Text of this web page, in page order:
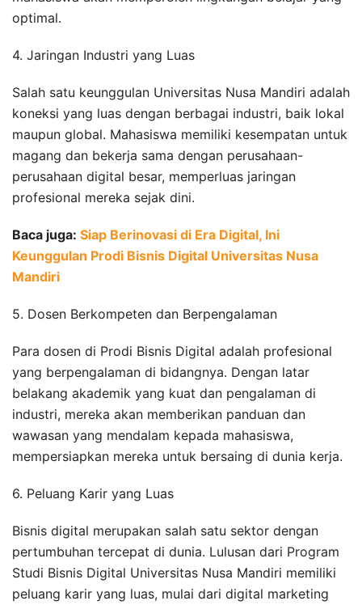
optimal.
4. Jaringan Industri yang Luas
Salah satu keunggulan Universitas Nusa Mandiri adalah
koneksi yang luas dengan berbagai industri, baik lokal
maupun global. Mahasiswa memiliki kesempatan untuk
magang dan bekerja sama dengan perusahaan-
perusahaan digital besar, memperluas jaringan
profesional mereka sejak dini.
Baca juga: Siap Berinovasi di Era Digital, Ini
Keunggulan Prodi Bisnis Digital Universitas Nusa
Mandiri
5. Dosen Berkompeten dan Berpengalaman
Para dosen di Prodi Bisnis Digital adalah profesional
yang berpengalaman di bidangnya. Dengan latar
belakang akademik yang kuat dan pengalaman di
industri, mereka akan memberikan panduan dan
wawasan yang mendalam kepada mahasiswa,
mempersiapkan mereka untuk bersaing di dunia kerja.
6. Peluang Karir yang Luas
Bisnis digital merupakan salah satu sektor dengan
pertumbuhan tercepat di dunia. Lulusan dari Program
Studi Bisnis Digital Universitas Nusa Mandiri memiliki
peluang karir yang luas, mulai dari digital marketing